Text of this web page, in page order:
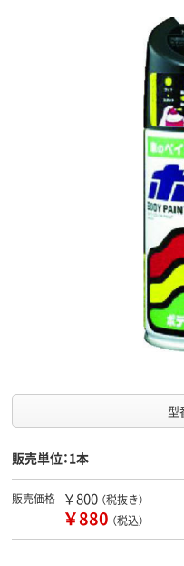
型
販売単位：1本
販売価格 ￥800 （税抜き）
￥880 （税込）